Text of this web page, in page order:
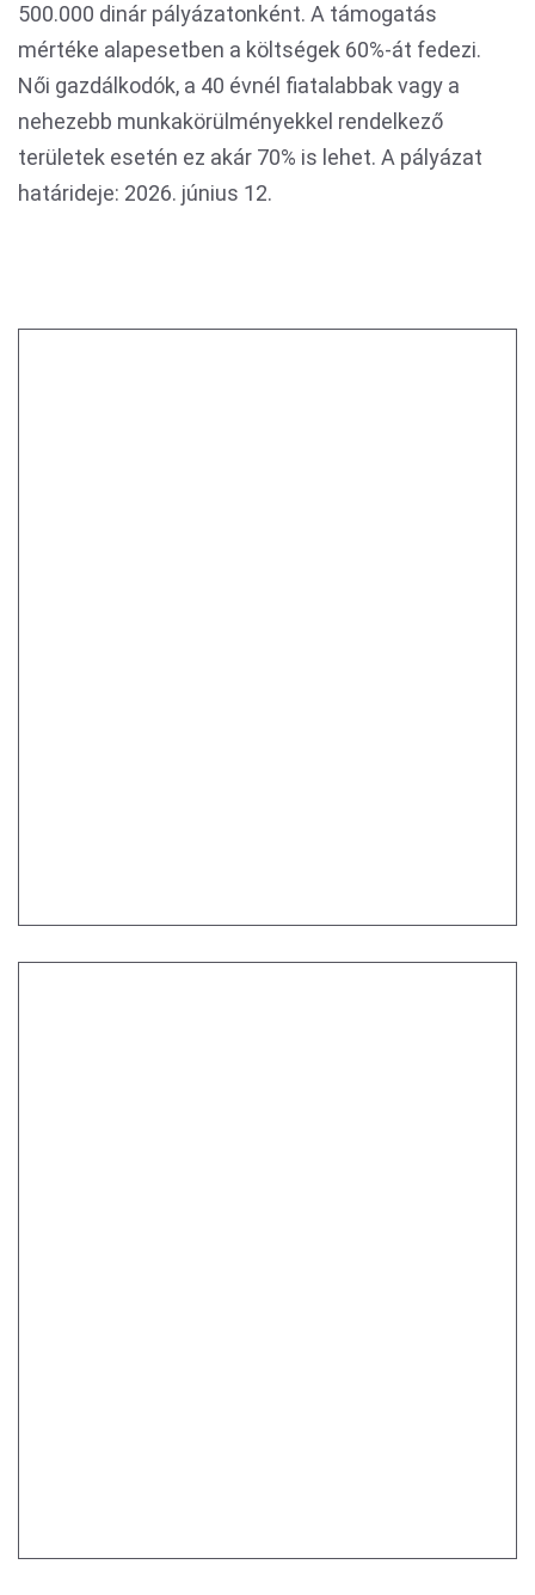
500.000 dinár pályázatonként. A támogatás
mértéke alapesetben a költségek 60%-át fedezi.
Női gazdálkodók, a 40 évnél fiatalabbak vagy a
nehezebb munkakörülményekkel rendelkező
területek esetén ez akár 70% is lehet. A pályázat
határideje: 2026. június 12.